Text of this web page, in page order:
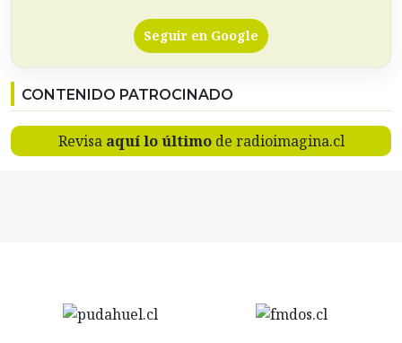
Seguir en Google
CONTENIDO PATROCINADO
Revisa aquí lo últimode radioimagina.cl